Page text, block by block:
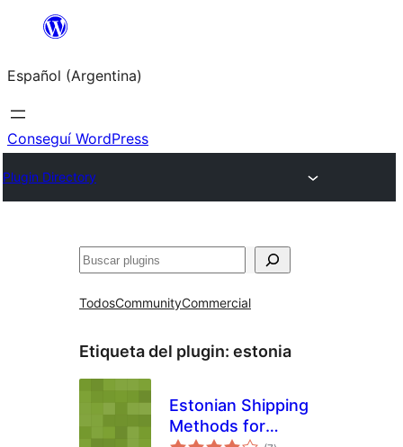
Saltar
contenido
Español (Argentina)
Conseguí WordPress
Plugin Directory
Buscar
TodosCommunityCommercial
Etiqueta del plugin: estonia
Estonian Shipping
Methods for
total